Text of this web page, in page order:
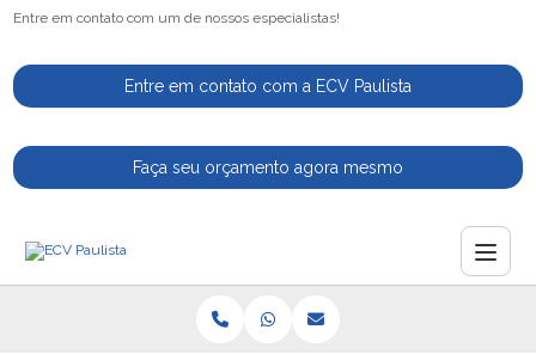
Entre em contato com um de nossos especialistas!
Entre em contato com a ECV Paulista
Faça seu orçamento agora mesmo